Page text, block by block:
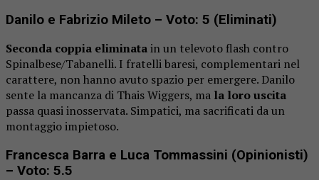
Danilo e Fabrizio Mileto – Voto: 5 (Eliminati)
Seconda coppia eliminatain un televoto flash contro
Spinalbese/Tabanelli. I fratelli baresi, complementari nel
carattere, non hanno avuto spazio per emergere. Danilo
sente la mancanza di Thais Wiggers, ma la loro uscita
passa quasi inosservata. Simpatici, ma sacrificati da un
montaggio impietoso.
Francesca Barra e Luca Tommassini (Opinionisti)
– Voto: 5.5